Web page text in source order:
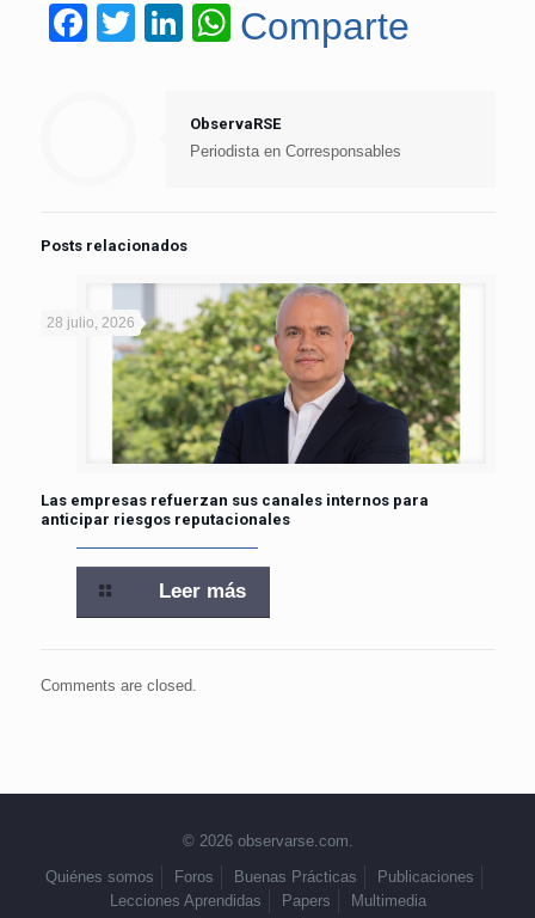
Facebook
Twitter
LinkedIn
WhatsApp
Comparte
ObservaRSE
Periodista en Corresponsables
Posts relacionados
28 julio, 2026
Las empresas refuerzan sus canales internos para
anticipar riesgos reputacionales
Leer más
Comments are closed.
© 2026 observarse.com.
Quiénes somos
Foros Buenas Prácticas
Publicaciones
Lecciones Aprendidas
Papers Multimedia